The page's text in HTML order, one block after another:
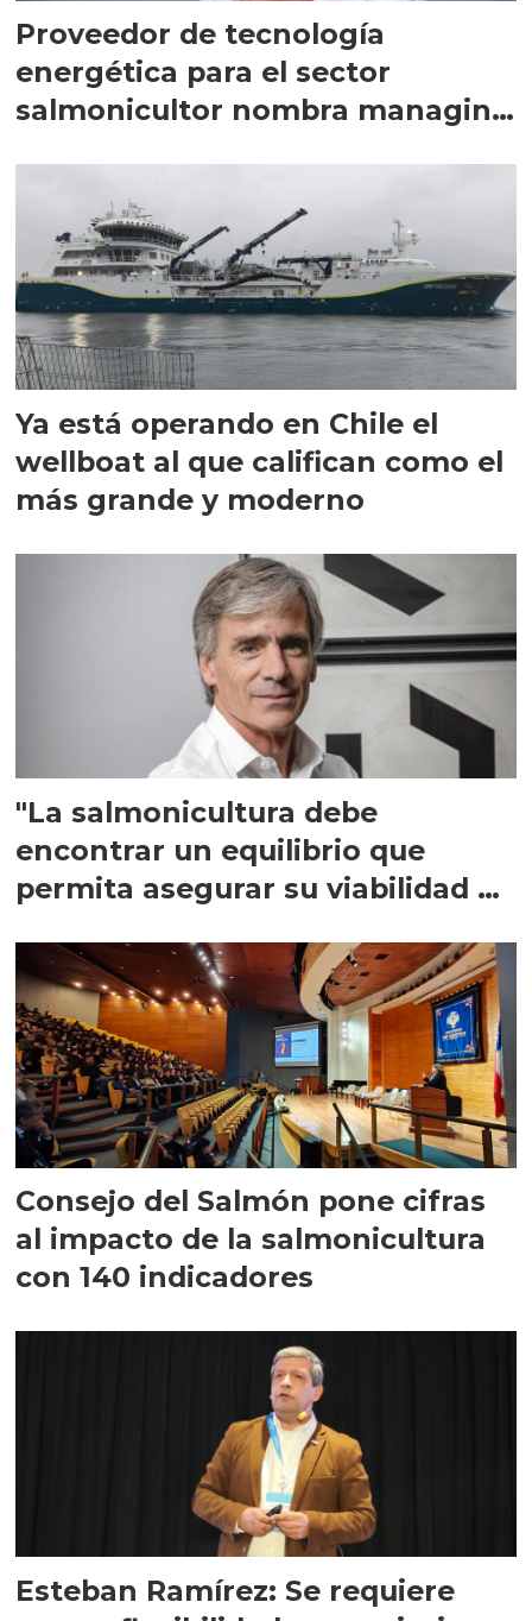
Proveedor de tecnología
energética para el sector
salmonicultor nombra managing
Ya está operando en Chile el
wellboat al que califican como el
más grande y moderno
"La salmonicultura debe
encontrar un equilibrio que
permita asegurar su viabilidad de
Consejo del Salmón pone cifras
al impacto de la salmonicultura
con 140 indicadores
Esteban Ramírez: Se requiere